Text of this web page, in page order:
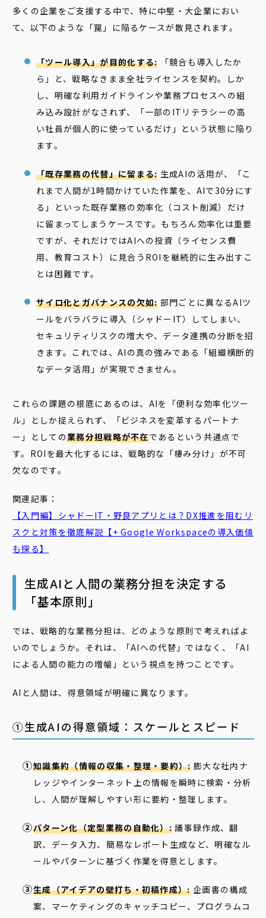
多くの企業をご支援する中で、特に中堅・大企業におい
て、以下のような「罠」に陥るケースが散見されます。
「ツール導入」が目的化する: 「競合も導入したか
ら」と、戦略なきまま全社ライセンスを契約。しか
し、明確な利用ガイドラインや業務プロセスへの組
み込み設計がなされず、「一部のITリテラシーの高
い社員が個人的に使っているだけ」という状態に陥り
ます。
「既存業務の代替」に留まる: 生成AIの活用が、「こ
れまで人間が1時間かけていた作業を、AIで30分にす
る」といった既存業務の効率化（コスト削減）だけ
に留まってしまうケースです。もちろん効率化は重要
ですが、それだけではAIへの投資（ライセンス費
用、教育コスト）に見合うROIを継続的に生み出すこ
とは困難です。
サイロ化とガバナンスの欠如: 部門ごとに異なるAIツ
ールをバラバラに導入（シャドーIT）してしまい、
セキュリティリスクの増大や、データ連携の分断を招
きます。これでは、AIの真の強みである「組織横断的
なデータ活用」が実現できません。
これらの課題の根底にあるのは、AIを「便利な効率化ツー
ル」としか捉えられず、「ビジネスを変革するパートナ
ー」としての業務分担戦略が不在であるという共通点で
す。ROIを最大化するには、戦略的な「棲み分け」が不可
欠なのです。
関連記事：
【入門編】シャドーIT・ 野良アプリ とは？DX推進を阻むリ
スクと対策を徹底解説【+ Google Workspaceの導入価値
も探る】
生成AIと人間の業務分担を決定する
「基本原則」
では、戦略的な業務分担は、どのような原則で考えればよ
いのでしょうか。それは、「AIへの代替」ではなく、「AI
による人間の能力の増幅」という視点を持つことです。
AIと人間は、得意領域が明確に異なります。
①生成AIの得意領域：スケールとスピード
知識集約（情報の収集・整理・要約）:膨大な社内ナ
レッジやインターネット上の情報を瞬時に検索・分析
し、人間が理解しやすい形に要約・整理します。
パターン化（定型業務の自動化）: 議事録作成、翻
訳、データ入力、簡易なレポート生成など、明確なル
ールやパターンに基づく作業を得意とします。
生成（アイデアの壁打ち・初稿作成）:企画書の構成
案、マーケティングのキャッチコピー、プログラムコ